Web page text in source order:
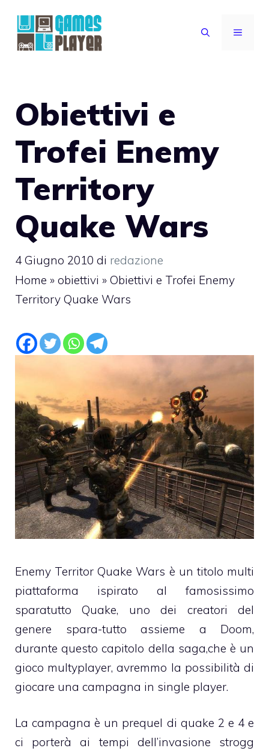
contenuto
MENU
Obiettivi e
Trofei Enemy
Territory
Quake Wars
4 Giugno 2010 di redazione
Home » obiettivi » Obiettivi e Trofei Enemy
Territory Quake Wars
Enemy Territor Quake Wars è un titolo multi
piattaforma ispirato al famosissimo
sparatutto Quake, uno dei creatori del
genere spara-tutto assieme a Doom,
durante questo capitolo della saga,che è un
gioco multyplayer, avremmo la possibilità di
giocare una campagna in single player.
La campagna è un prequel di quake 2 e 4 e
ci porterà ai tempi dell’invasione strogg